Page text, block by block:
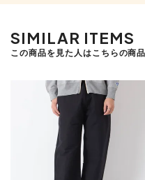
SIMILAR ITEMS
この商品を見た人はこちらの商